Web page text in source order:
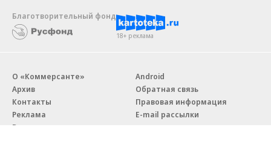
Благотворительный фонд
18+ реклама
О «Коммерсанте»
Архив
Контакты
Реклама
Вакансии
Android
Обратная связь
Правовая информация
E-mail рассылки